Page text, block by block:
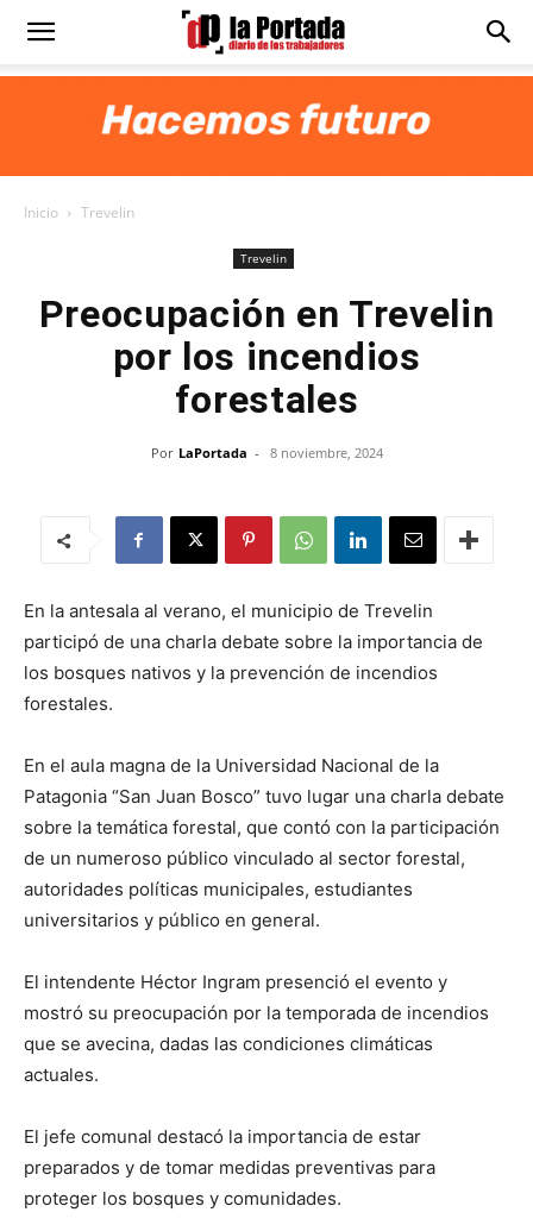
Diario
Inicio Trevelin
Trevelin
Preocupación en Trevelin
por los incendios
forestales
Por LaPortada - 8 noviembre, 2024
En la antesala al verano, el municipio de Trevelin
participó de una charla debate sobre la importancia de
los bosques nativos y la prevención de incendios
forestales.
En el aula magna de la Universidad Nacional de la
Patagonia “San Juan Bosco” tuvo lugar una charla debate
sobre la temática forestal, que contó con la participación
de un numeroso público vinculado al sector forestal,
autoridades políticas municipales, estudiantes
universitarios y público en general.
El intendente Héctor Ingram presenció el evento y
mostró su preocupación por la temporada de incendios
que se avecina, dadas las condiciones climáticas
actuales.
El jefe comunal destacó la importancia de estar
preparados y de tomar medidas preventivas para
proteger los bosques y comunidades.